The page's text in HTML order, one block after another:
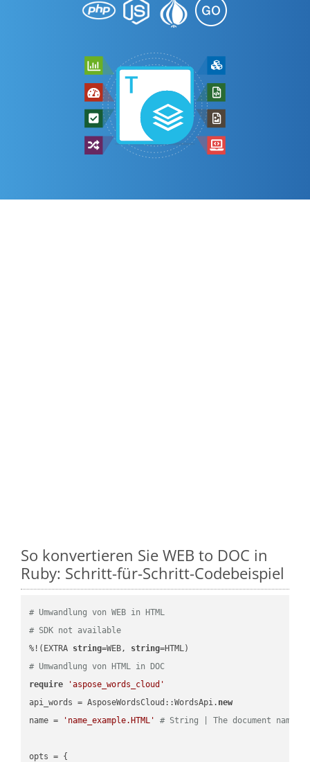
So konvertieren Sie WEB to DOC in
Ruby: Schritt-für-Schritt-Codebeispiel
# Umwandlung von WEB in HTML
# SDK not available
%!(EXTRA string=WEB, string
# Umwandlung von HTML in DOC
require
'aspose_words_cloud'
api_words = AsposeWordsCloud::WordsApi. new
name =
'name_example.HTML' # String | The document name.
opts = {